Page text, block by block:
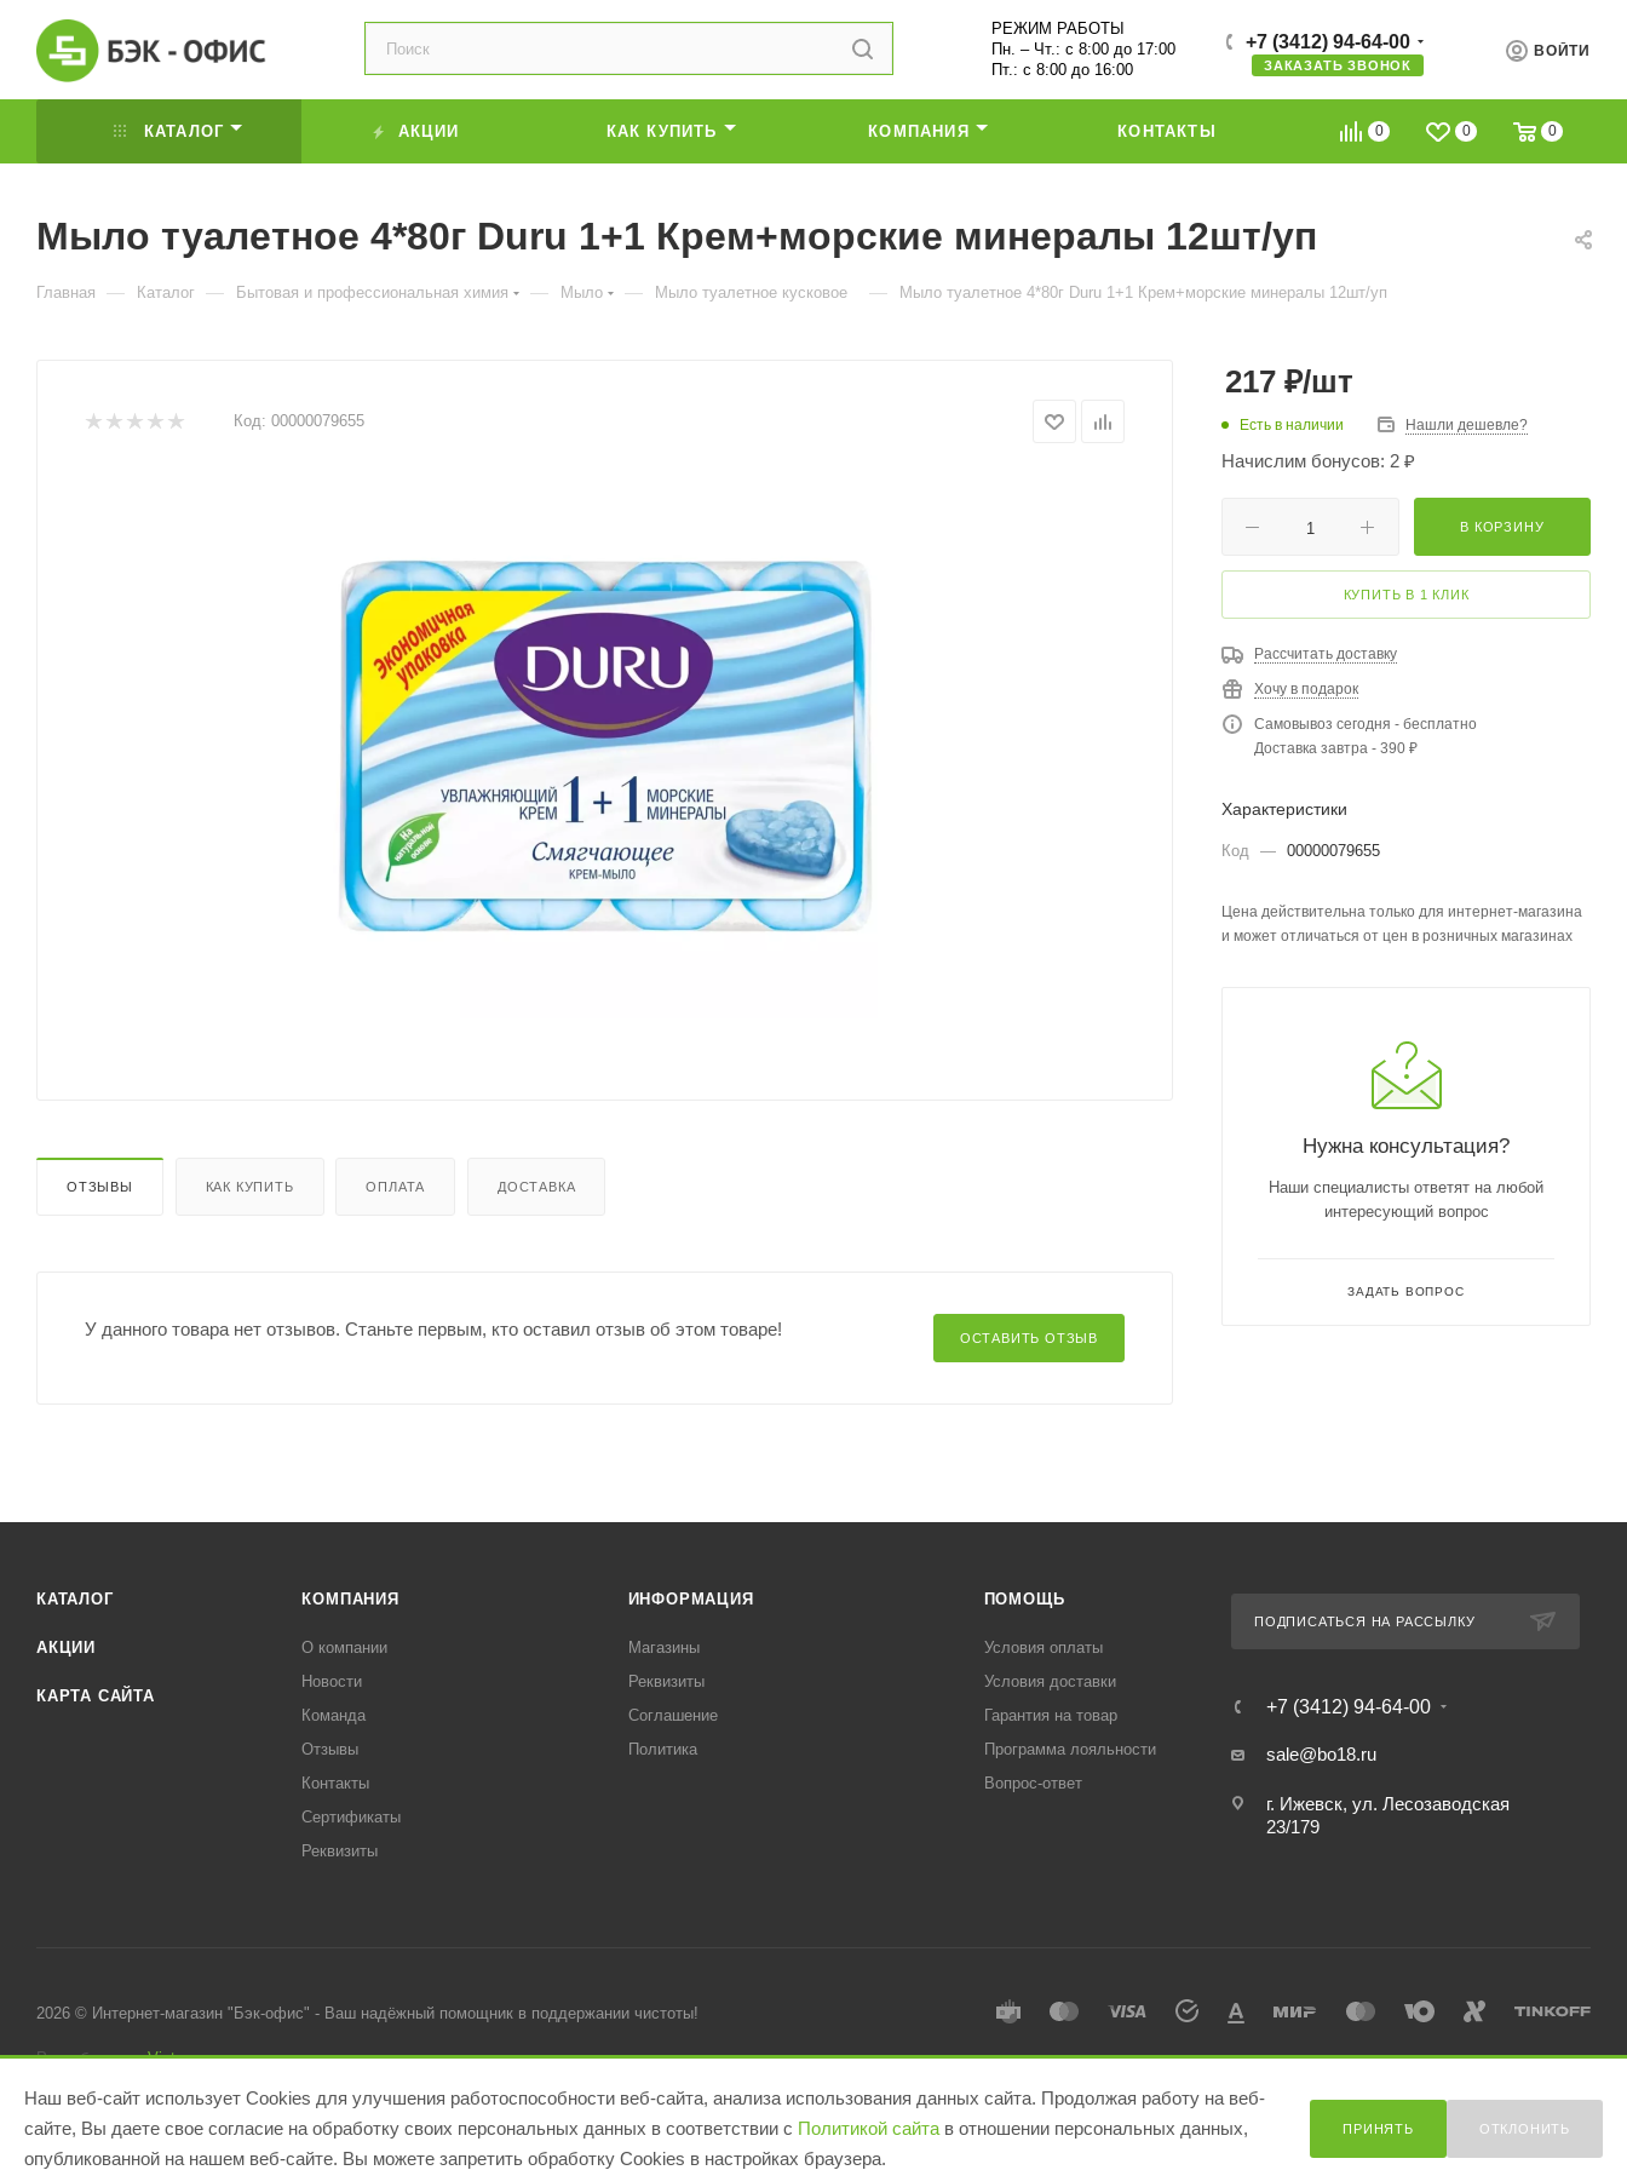
ВОЙТИ
РЕЖИМ РАБОТЫ
Пн. – Чт.: с 8:00 до 17:00
Пт.: с 8:00 до 16:00
+7 (3412) 94-64-00
ЗАКАЗАТЬ ЗВОНОК
0 0 0
КАТАЛОГ АКЦИИ КАК КУПИТЬ КОМПАНИЯ КОНТАКТЫ
Мыло туалетное 4*80г Duru 1+1 Крем+морские минералы 12шт/уп
Главная — Каталог — Бытовая и профессиональная химия — Мыло — Мыло туалетное кусковое — Мыло туалетное 4*80г Duru 1+1 Крем+морские минералы 12шт/уп
Код: 00000079655
ОТЗЫВЫ КАК КУПИТЬ ОПЛАТА ДОСТАВКА
ОСТАВИТЬ ОТЗЫВ
У данного товара нет отзывов. Станьте первым, кто оставил отзыв об этом товаре!
217 ₽/шт
Есть в наличии Нашли дешевле?
Начислим бонусов: 2 ₽
В КОРЗИНУ
КУПИТЬ В 1 КЛИК
Рассчитать доставку
Хочу в подарок
Самовывоз сегодня - бесплатно
Доставка завтра - 390 ₽
Характеристики
Код — 00000079655
Цена действительна только для интернет-магазина
и может отличаться от цен в розничных магазинах
Нужна консультация?
Наши специалисты ответят на любой
интересующий вопрос
ЗАДАТЬ ВОПРОС
КАТАЛОГ
АКЦИИ
КАРТА САЙТА
КОМПАНИЯ
О компании
Новости
Команда
Отзывы
Контакты
Сертификаты
Реквизиты
ИНФОРМАЦИЯ
Магазины
Реквизиты
Соглашение
Политика
ПОМОЩЬ
Условия оплаты
Условия доставки
Гарантия на товар
Программа лояльности
Вопрос-ответ
ПОДПИСАТЬСЯ НА РАССЫЛКУ
+7 (3412) 94-64-00
sale@bo18.ru
г. Ижевск, ул. Лесозаводская
23/179
2026 © Интернет-магазин "Бэк-офис" - Ваш надёжный помощник в поддержании чистоты!
Разработано вVictory
Наш веб-сайт использует Cookies для улучшения работоспособности веб-сайта, анализа использования данных сайта. Продолжая работу на веб-
сайте, Вы даете свое согласие на обработку своих персональных данных в соответствии с Политикой сайта в отношении персональных данных,
опубликованной на нашем веб-сайте. Вы можете запретить обработку Cookies в настройках браузера.
ПРИНЯТЬ ОТКЛОНИТЬ